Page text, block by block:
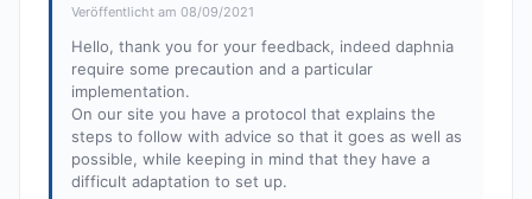
Veröffentlicht am 08/09/2021
Hello, thank you for your feedback, indeed daphnia
require some precaution and a particular
implementation.
On our site you have a protocol that explains the
steps to follow with advice so that it goes as well as
possible, while keeping in mind that they have a
difficult adaptation to set up.